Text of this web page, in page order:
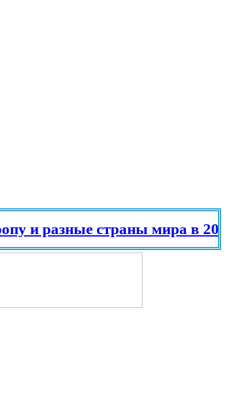
разные страны мира в 2025